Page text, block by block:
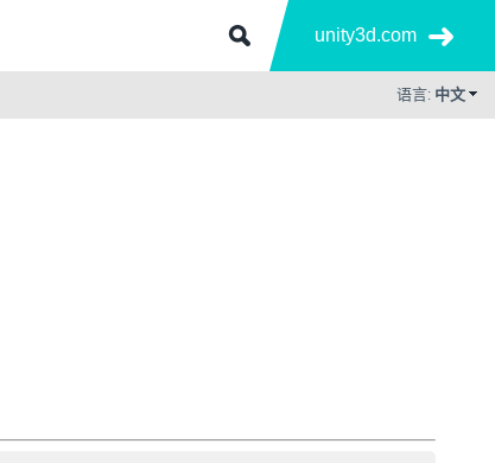
unity3d.com
语言: 中文